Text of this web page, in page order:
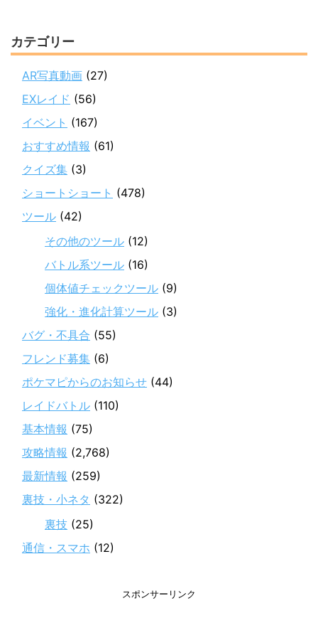
カテゴリー
AR写真動画 (27)
EXレイド (56)
イベント (167)
おすすめ情報 (61)
クイズ集 (3)
ショートショート (478)
ツール (42)
その他のツール (12)
バトル系ツール (16)
個体値チェックツール (9)
強化・進化計算ツール (3)
バグ・不具合 (55)
フレンド募集 (6)
ポケマピからのお知らせ (44)
レイドバトル (110)
基本情報 (75)
攻略情報 (2,768)
最新情報 (259)
裏技・小ネタ (322)
裏技 (25)
通信・スマホ (12)
スポンサーリンク